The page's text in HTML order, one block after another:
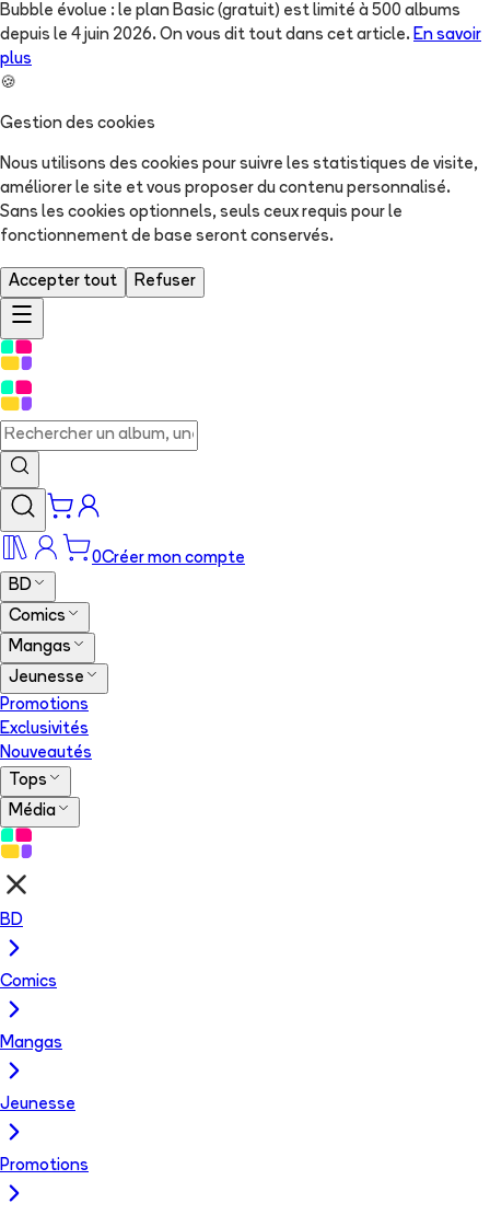
Bubble évolue : le plan Basic (gratuit) est limité à 500 albums
depuis le 4 juin 2026. On vous dit tout dans cet article. En savoir
plus
🍪
Gestion des cookies
Nous utilisons des cookies pour suivre les statistiques de visite,
améliorer le site et vous proposer du contenu personnalisé.
Sans les cookies optionnels, seuls ceux requis pour le
fonctionnement de base seront conservés.
Accepter tout Refuser
0Créer mon compte
BD
Comics
Mangas
Jeunesse
Promotions
Exclusivités
Nouveautés
Tops
Média
BD
Comics
Mangas
Jeunesse
Promotions